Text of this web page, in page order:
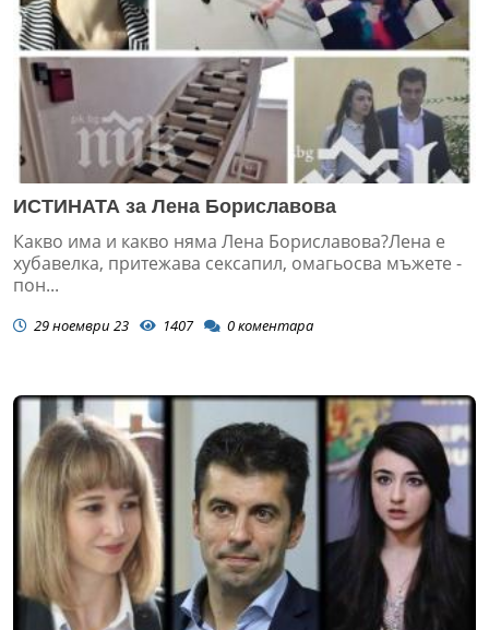
ИСТИНАТА за Лена Бориславова
Какво има и какво няма Лена Бориславова?Лена е
хубавелка, притежава сексапил, омагьосва мъжете -
пон...
29 ноември 23 1407 0коментара